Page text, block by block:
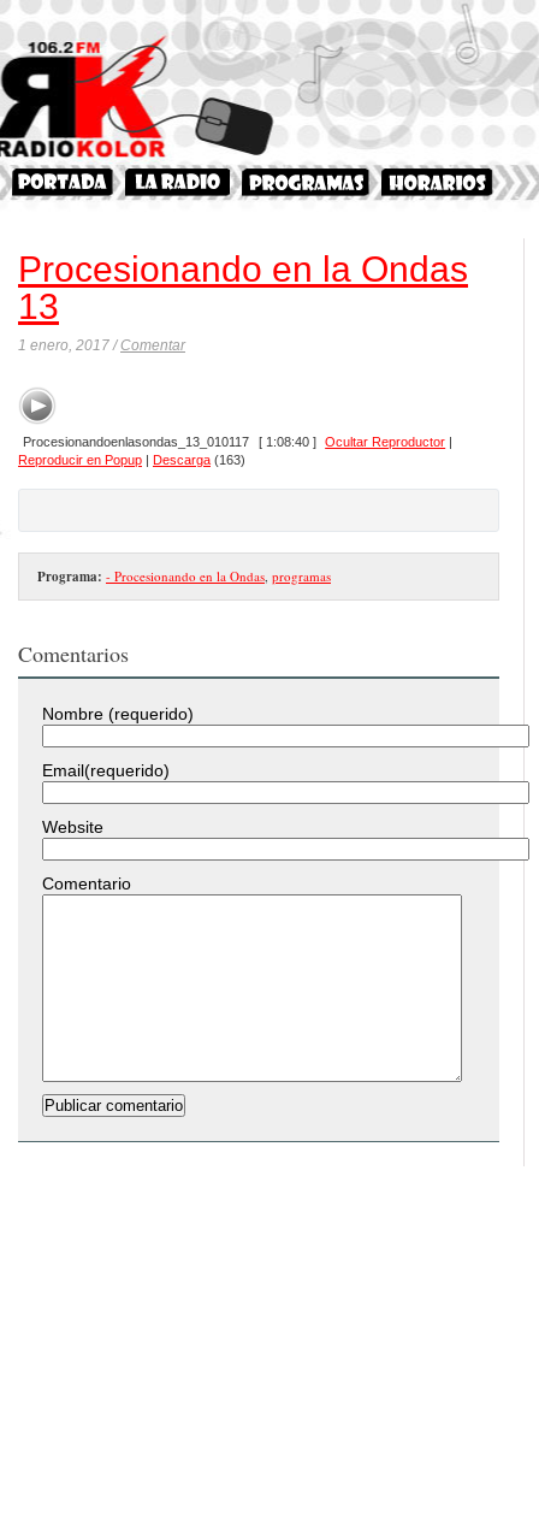
Procesionando en la Ondas
13
1 enero, 2017 /Comentar
Procesionandoenlasondas_13_010117 [ 1:08:40 ] Ocultar Reproductor |
Reproducir en Popup | Descarga (163)
Programa: - Procesionando en la Ondas programas
Comentarios
Nombre (requerido)
Email(requerido)
Website
Comentario